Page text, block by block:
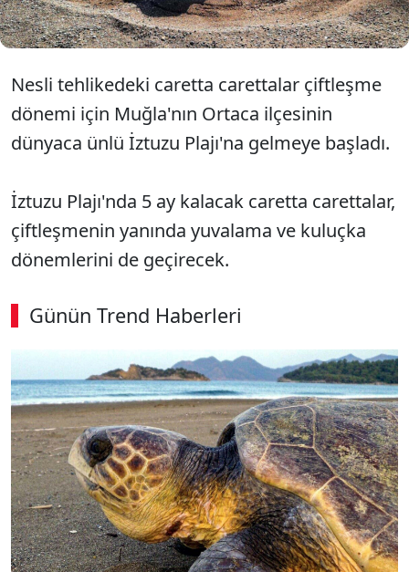
Nesli tehlikedeki caretta carettalar çiftleşme
dönemi için Muğla'nın Ortaca ilçesinin
dünyaca ünlü İztuzu Plajı'na gelmeye başladı.
İztuzu Plajı'nda 5 ay kalacak caretta carettalar,
çiftleşmenin yanında yuvalama ve kuluçka
dönemlerini de geçirecek.
Günün Trend Haberleri